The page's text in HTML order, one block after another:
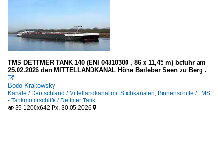
TMS DETTMER TANK 140 (ENI 04810300 , 86 x 11,45 m) befuhr am
25.02.2026 den MITTELLANDKANAL Höhe Barleber Seen zu Berg .

Bodo Krakowsky
Kanäle / Deutschland / Mittellandkanal mit Stichkanälen, Binnenschiffe / TMS
- Tankmotorschiffe / Dettmer Tank
 35 1200x642 Px, 30.05.2026 